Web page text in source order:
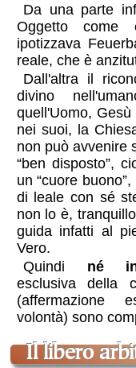
Da una parte
Oggetto come
ipotizzava
reale, che è
Dall'altra il
divino
quell'Uomo,
nei suoi, la
non può avvenire
“ben disposto”,
un “cuore
di leale con sé
non lo è,
guida infatti al
Vero.
Quindi né
esclusiva della
(affermazione
volontà) sono
il libero